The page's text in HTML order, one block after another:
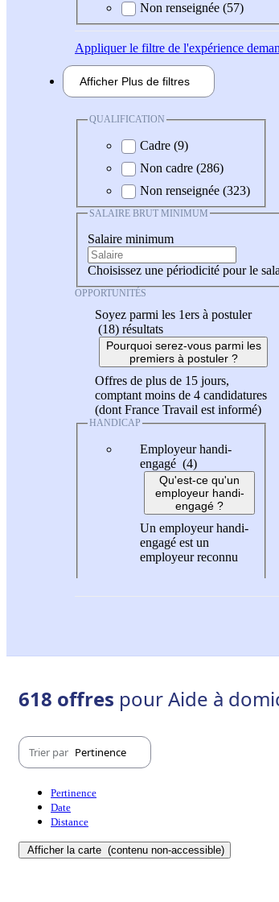
Non renseignée (57)
Appliquerle filtre de l'expérience
Afficher Plus de filtres
QUALIFICATION
Cadre (9)
Non cadre (286)
Non renseignée (323)
SALAIRE BRUT MINIMUM
Salaire minimum
Choisissez une périodicité pour le
OPPORTUNITÉS
Soyez parmi les 1ers à postuler
(18) résultats
Pourquoi serez-vous parmi les
premiers à postuler ?
Offres de plus de 15 jours,
comptant moins de 4 candidatures
(dont France Travail est informé)
HANDICAP
Employeur handi-
engagé (4)
Qu'est-ce qu'un
employeur handi-
engagé ?
Un employeur handi-
engagé est un
employeur reconnu
618 offres pour Aide à
Trier par Pertinence
Pertinence
Date
Distance
Afficher la carte (contenu non-accessible)